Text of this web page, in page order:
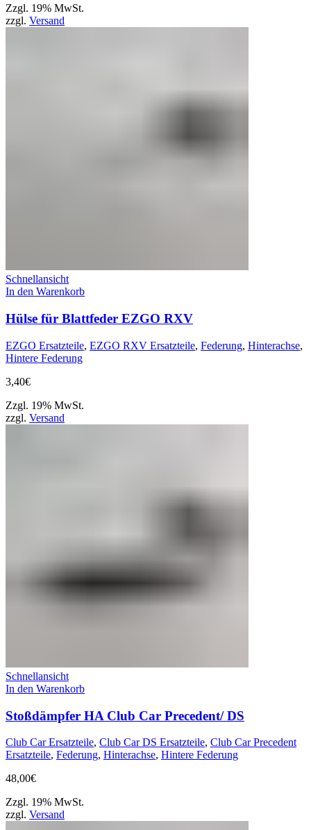
Zzgl. 19% MwSt.
zzgl. Versand
Schnellansicht
In den Warenkorb
Hülse für Blattfeder EZGO RXV
EZGO Ersatzteile, EZGO RXV Ersatzteile, Federung, Hinterachse,
Hintere Federung
3,40€
Zzgl. 19% MwSt.
zzgl. Versand
Schnellansicht
In den Warenkorb
Stoßdämpfer HA Club Car Precedent/ DS
Club Car Ersatzteile, Club Car DS Ersatzteile, Club Car Precedent
Ersatzteile, Federung, Hinterachse, Hintere Federung
48,00€
Zzgl. 19% MwSt.
zzgl. Versand